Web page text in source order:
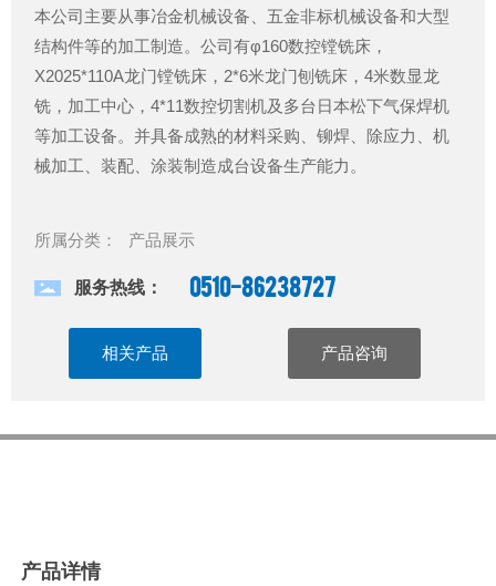
本公司主要从事冶金机械设备、五金非标机械设备和大型
结构件等的加工制造。公司有φ160数控镗铣床，
X2025*110A龙门镗铣床，2*6米龙门刨铣床，4米数显龙
铣，加工中心，4*11数控切割机及多台日本松下气保焊机
等加工设备。并具备成熟的材料采购、铆焊、除应力、机
械加工、装配、涂装制造成台设备生产能力。
所属分类： 产品展示
服务热线： 0510-86238727
相关产品 产品咨询
产品详情